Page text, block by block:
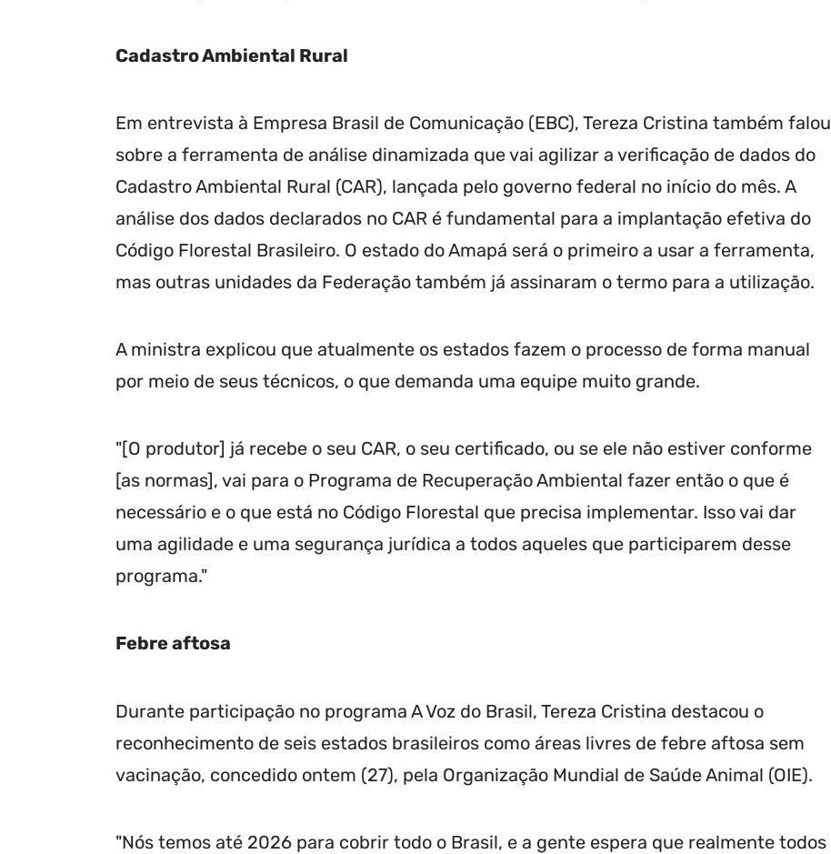
Cadastro Ambiental Rural
Em entrevista à Empresa Brasil de Comunicação (EBC), Tereza Cristina também falou
sobre a ferramenta de análise dinamizada que vai agilizar a verificação de dados do
Cadastro Ambiental Rural (CAR), lançada pelo governo federal no início do mês. A
análise dos dados declarados no CAR é fundamental para a implantação efetiva do
Código Florestal Brasileiro. O estado do Amapá será o primeiro a usar a ferramenta,
mas outras unidades da Federação também já assinaram o termo para a utilização.
A ministra explicou que atualmente os estados fazem o processo de forma manual
por meio de seus técnicos, o que demanda uma equipe muito grande.
"[O produtor] já recebe o seu CAR, o seu certificado, ou se ele não estiver conforme
[as normas], vai para o Programa de Recuperação Ambiental fazer então o que é
necessário e o que está no Código Florestal que precisa implementar. Isso vai dar
uma agilidade e uma segurança jurídica a todos aqueles que participarem desse
programa."
Febre aftosa
Durante participação no programa A Voz do Brasil, Tereza Cristina destacou o
reconhecimento de seis estados brasileiros como áreas livres de febre aftosa sem
vacinação, concedido ontem (27), pela Organização Mundial de Saúde Animal (OIE).
"Nós temos até 2026 para cobrir todo o Brasil, e a gente espera que realmente todos